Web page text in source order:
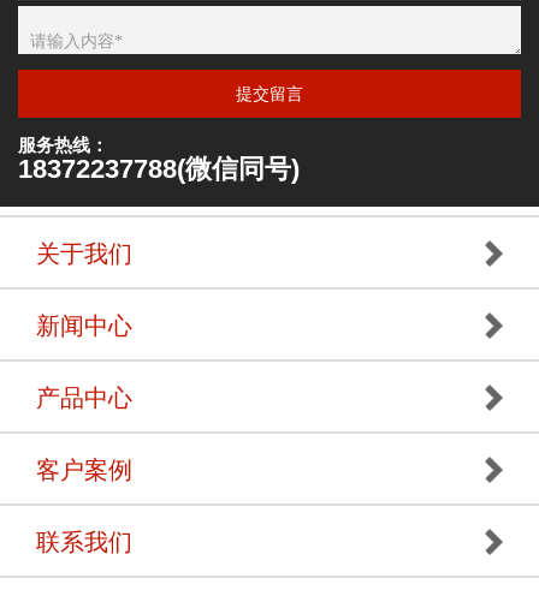
提交留言
服务热线：
18372237788(微信同号)
关于我们
新闻中心
产品中心
客户案例
联系我们